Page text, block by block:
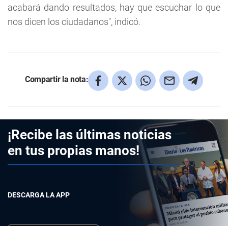
acabará dando resultados, hay que escuchar lo que
nos dicen los ciudadanos", indicó.
Compartir la nota:
¡Recibe las últimas noticias
en tus propias manos!
DESCARGA LA APP